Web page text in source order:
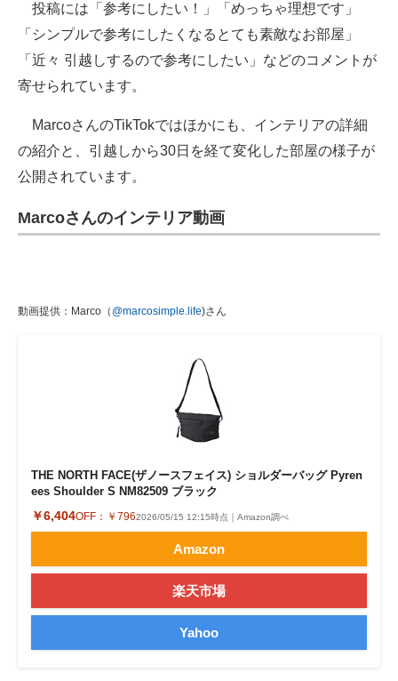
投稿には「参考にしたい！」「めっちゃ理想です」
「シンプルで参考にしたくなるとても素敵なお部屋」
「近々 引越しするので参考にしたい」などのコメントが
寄せられています。
MarcoさんのTikTokではほかにも、インテリアの詳細
の紹介と、引越しから30日を経て変化した部屋の様子が
公開されています。
Marcoさんのインテリア動画
動画提供：Marco（ @marcosimple.life)さん
THE NORTH FACE(ザノースフェイス) ショルダーバッグ Pyren
ees Shoulder S NM82509 ブラック
￥6,404OFF： ￥7962026/05/15 12:15時点｜Amazon調べ
Amazon
楽天市場
Yahoo